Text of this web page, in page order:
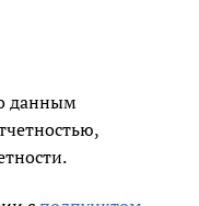
данным